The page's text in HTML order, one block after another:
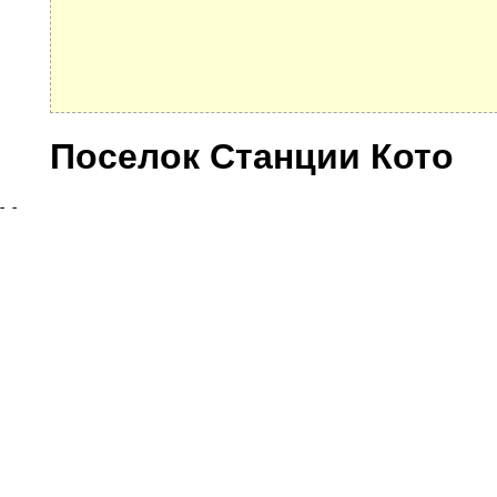
Поселок Станции Кото
Улицы